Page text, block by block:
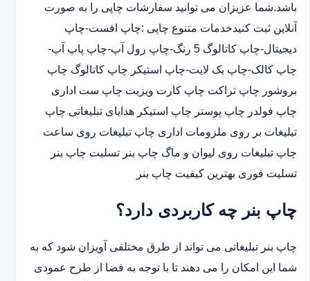
باشد.شما عزیزان می توانید سفارشات چاپی را به صورت
آنلاین ثبت کنیدخدمات متنوع چاپی :چاپ افست-چاپ
دیجیتال-چاپ کاتالوگ 5 رنگ-چاپ رول آپ-چاپ پاپ آپ-
چاپ کالک-چاپ بک لایت-چاپ استیکر چاپ کاتالوگ چاپ
بروشور چاپ تراکت چاپ کارت ویزیت چاپ ست اداری
چاپ فولدر چاپ پوستر چاپ استیکر هدایای تبلیغاتی چاپ
تبلیغات بر روی ملزومات اداری چاپ تبلیغات روی ساعت
چاپ تبلیغات روی لیوان و ماگ چاپ بنر تسلیت چاپ بنر
تسلیت فوری بهترین کیفیت چاپ بنر
چاپ بنر چه کاربردی دارد؟
چاپ بنر تبلیغاتی می تواند از طرق مختلفی آویزان شود که به
شما این امکان را می دهند تا با توجه به فضا از طرح عمودی